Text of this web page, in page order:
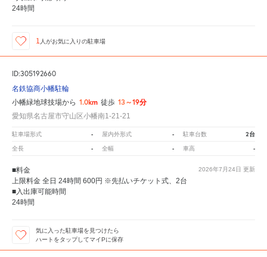
24時間
1 人がお気に入りの駐車場
ID:305192660
名鉄協商小幡駐輪
小幡緑地球技場から 1.0km 徒歩 13～19分
愛知県名古屋市守山区小幡南1-21-21
駐車場形式 - 屋内外形式 - 駐車台数 2台
全長 - 全幅 - 車高 -
2026年7月24日 更新
■料金
上限料金 全日 24時間 600円 ※先払いチケット式、2台
■入出庫可能時間
24時間
気に入った駐車場を見つけたら
ハートをタップしてマイPに保存